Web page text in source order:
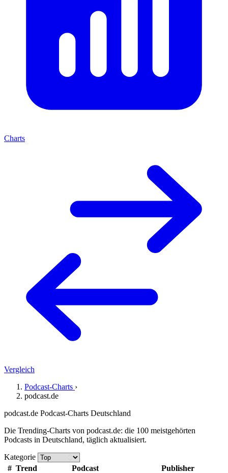
Charts
Vergleich
Podcast-Charts ›
podcast.de
podcast.de Podcast-Charts Deutschland
Die Trending-Charts von podcast.de: die 100 meistgehörten
Podcasts in Deutschland, täglich aktualisiert.
Kategorie
# Trend Podcast Publisher